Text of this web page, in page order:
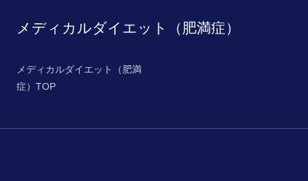
メディカルダイエット（肥満症）
メディカルダイエット（肥満
症）TOP